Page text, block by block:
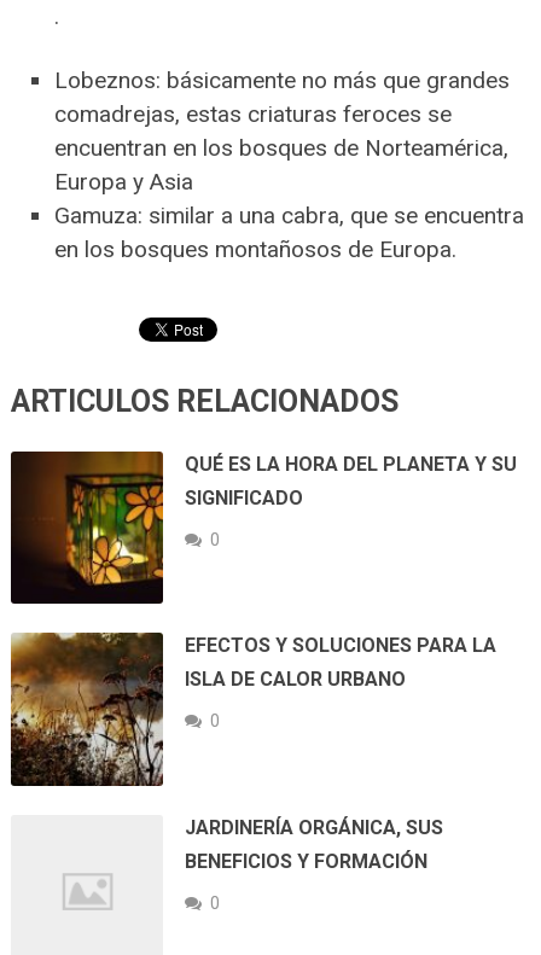
.
Lobeznos: básicamente no más que grandes
comadrejas, estas criaturas feroces se
encuentran en los bosques de Norteamérica,
Europa y Asia
Gamuza: similar a una cabra, que se encuentra
en los bosques montañosos de Europa.
ARTICULOS RELACIONADOS
QUÉ ES LA HORA DEL PLANETA Y SU
SIGNIFICADO
0
EFECTOS Y SOLUCIONES PARA LA
ISLA DE CALOR URBANO
0
JARDINERÍA ORGÁNICA, SUS
BENEFICIOS Y FORMACIÓN
0